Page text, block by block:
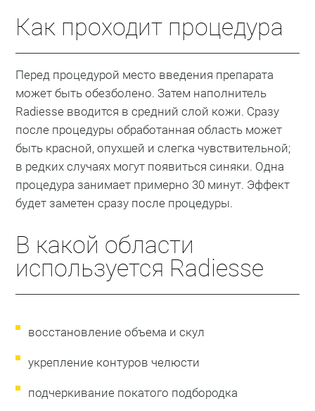
Как проходит процедура
Перед процедурой место введения препарата
может быть обезболено. Затем наполнитель
Radiesse вводится в средний слой кожи. Сразу
после процедуры обработанная область может
быть красной, опухшей и слегка чувствительной;
в редких случаях могут появиться синяки. Одна
процедура занимает примерно 30 минут. Эффект
будет заметен сразу после процедуры.
В какой области
используется Radiesse
восстановление объема и скул
укрепление контуров челюсти
подчеркивание покатого подбородка